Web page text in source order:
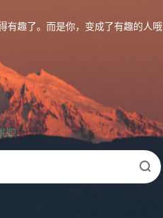
有趣了。而是你，变成了有趣的人哦
职